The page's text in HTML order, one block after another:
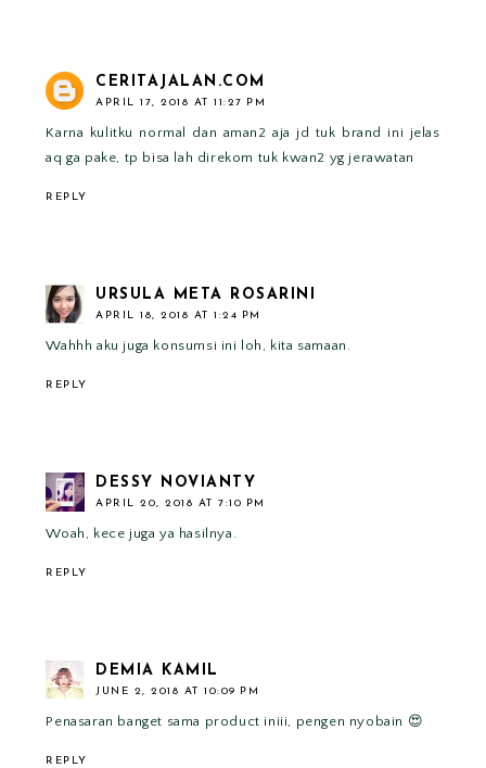
CERITAJALAN.COM
APRIL 17, 2018 AT 11:27 PM
Karna kulitku normal dan aman2 aja jd tuk brand ini jelas
aq ga pake, tp bisa lah direkom tuk kwan2 yg jerawatan
REPLY
URSULA META ROSARINI
APRIL 18, 2018 AT 1:24 PM
Wahhh aku juga konsumsi ini loh, kita samaan.
REPLY
DESSY NOVIANTY
APRIL 20, 2018 AT 7:10 PM
Woah, kece juga ya hasilnya.
REPLY
DEMIA KAMIL
JUNE 2, 2018 AT 10:09 PM
Penasaran banget sama product iniii, pengen nyobain 😍
REPLY